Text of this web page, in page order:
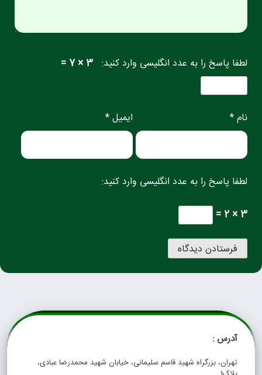
لطفا پاسخ را به عدد انگلیسی وارد کنید: 3 × 7 =
نام * ایمیل *
لطفا پاسخ را به عدد انگلیسی وارد کنید:
3 × 2 =
آدرس :
تهران، بزرگراه شهید قاسم سلیمانی، خیابان شهید محمدرضا عبادی،